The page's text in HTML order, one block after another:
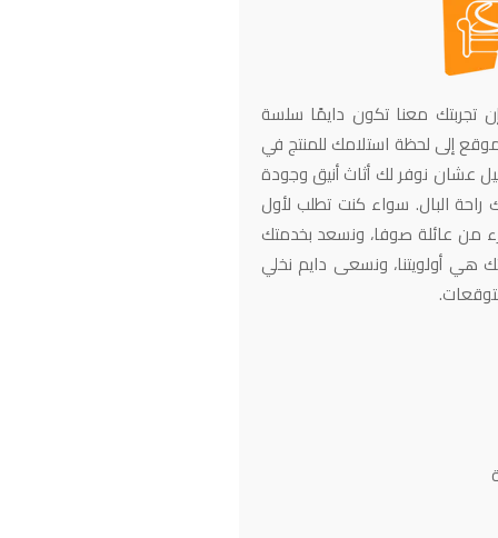
تجربتك معنا تكون دايمًا سلسة
إلى لحظة استلامك للمنتج في
عشان نوفر لك أثاث أنيق وجودة
البال. سواء كنت تطلب لأول
من عائلة صوفا، ونسعد بخدمتك
هي أولويتنا، ونسعى دايم نخلي